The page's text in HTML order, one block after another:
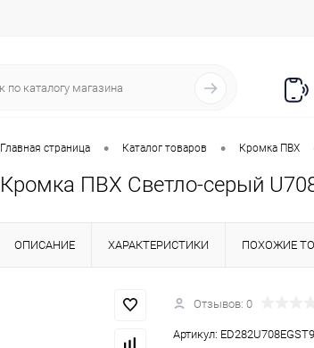
Главная страница • Каталог товаров • Кромка ПВХ
Кромка ПВХ Светло-серый
ОПИСАНИЕ ХАРАКТЕРИСТИКИ ПОХОЖИЕ
Отзывов: 0
Артикул: ED282U708EGST9